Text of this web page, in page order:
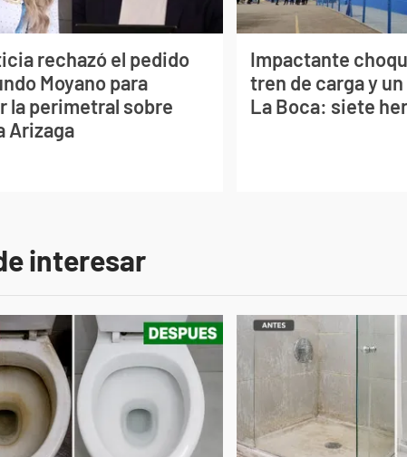
rechazó el pedido
Moyano para
la perimetral sobre
Arizaga
Impactante
tren de carga y
La Boca: siete
interesar